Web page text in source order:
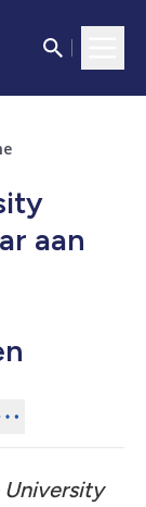
aan
University